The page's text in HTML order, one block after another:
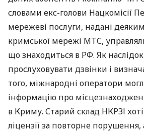
словами екс-голови Нацкомісії
мережеві послуги, надані
кримської мережі МТС,
що знаходиться в РФ. Як
прослуховувати дзвінки і
того, міжнародні оператори
інформацію про
в Криму. Старий склад НКРЗІ
ліцензії за повторне порушення,